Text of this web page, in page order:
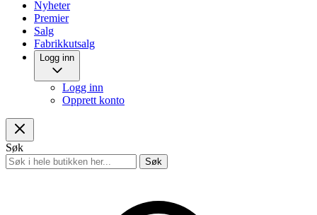
Nyheter
Premier
Salg
Fabrikkutsalg
Logg inn
Logg inn
Opprett konto
Søk
Søk